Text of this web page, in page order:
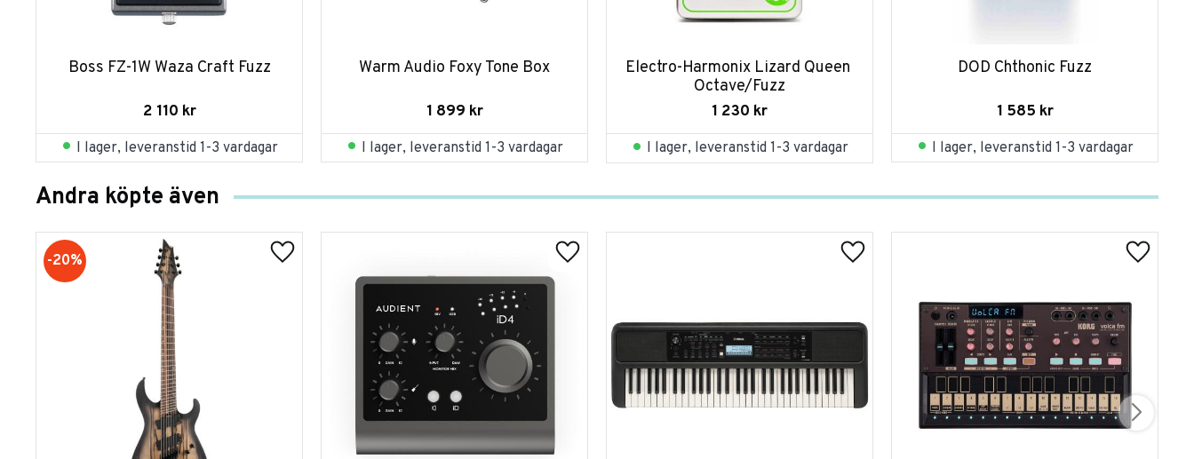
Boss FZ-1W Waza Craft Fuzz
2 110 kr
I lager, leveranstid 1-3 vardagar
Warm Audio Foxy Tone Box
1 899 kr
I lager, leveranstid 1-3 vardagar
Electro-Harmonix Lizard Queen
Octave/Fuzz
1 230 kr
I lager, leveranstid 1-3 vardagar
DOD Chthonic Fuzz
1 585 kr
I lager, leveranstid 1-3 vardagar
Andra köpte även
20%